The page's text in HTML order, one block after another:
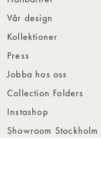
Vår design
Kollektioner
Press
Jobba hos oss
Collection Folders
Instashop
Showroom Stockholm